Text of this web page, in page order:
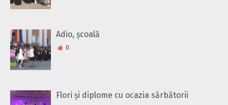
Adio, școală
0
Flori și diplome cu ocazia sărbătorii